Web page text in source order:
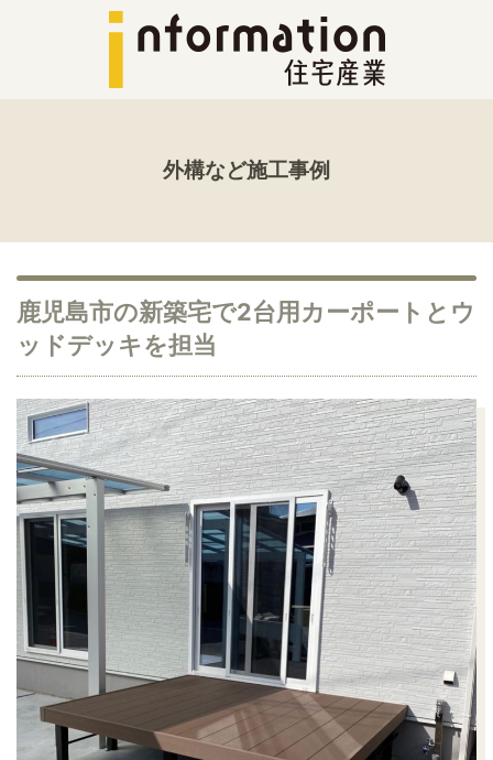
外構など施工事例
鹿児島市の新築宅で2台用カーポートとウ
ッドデッキを担当